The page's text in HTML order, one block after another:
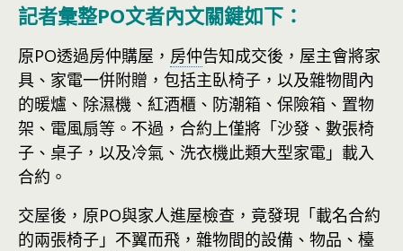
記者彙整PO文者內文關鍵如下：
原PO透過房仲購屋， 房仲告知成交後，屋主會將家
具、家電一併附贈，包括主臥椅子，以及雜物間內
的暖爐、除濕機、紅酒櫃、防潮箱、保險箱、置物
架、電風扇等。不過，合約上僅將「沙發、數張椅
子、桌子，以及冷氣、洗衣機此類大型家電」載入
合約。
交屋後，原PO與家人進屋檢查，竟發現「載名合約
的兩張椅子」不翼而飛，雜物間的設備、物品、檯